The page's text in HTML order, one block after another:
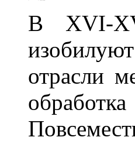
В XVI-
отрасли